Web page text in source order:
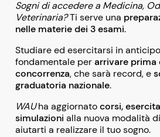
Sogni di accedere a Medicina,
Veterinaria?Ti serve una
nelle materie dei 3 esami.
Studiare ed esercitarsi in
fondamentale perarrivare prima
concorrenza, che sarà record, e
graduatoria nazionale.
WAUha aggiornatocorsi,
simulazioni alla nuova modalità
aiutarti a realizzare il tuo sogno.